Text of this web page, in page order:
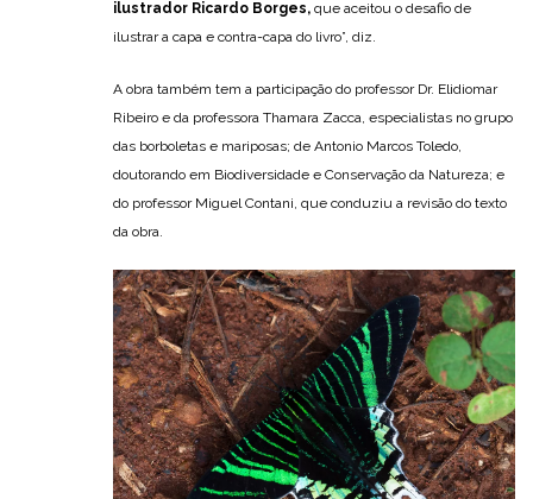
ilustrador Ricardo Borges, que aceitou o desafio de
ilustrar a capa e contra-capa do livro”, diz.
A obra também tem a participação do professor Dr. Elidiomar
Ribeiro e da professora Thamara Zacca, especialistas no grupo
das borboletas e mariposas; de Antonio Marcos Toledo,
doutorando em Biodiversidade e Conservação da Natureza; e
do professor Miguel Contani, que conduziu a revisão do texto
da obra.